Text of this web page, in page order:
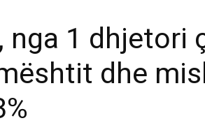
nga 1 dhjetori
dhe